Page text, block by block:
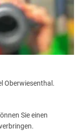
Oberwiesenthal.
Sie einen